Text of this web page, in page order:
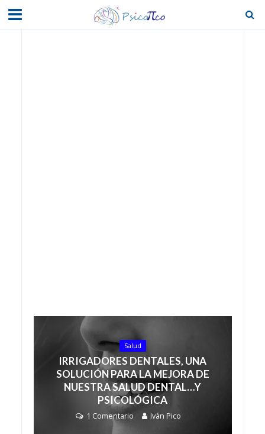
Salud
IRRIGADORES DENTALES, UNA
SOLUCIÓN PARA LA MEJORA DE
NUESTRA SALUD DENTAL…Y
PSICOLÓGICA
1 Comentario Iván Pico